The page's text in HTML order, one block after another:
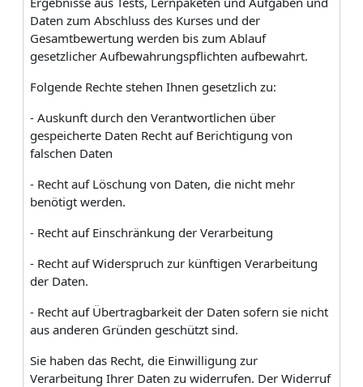
Daten zum Abschluss des Kurses und der
Gesamtbewertung werden bis zum Ablauf
gesetzlicher Aufbewahrungspflichten aufbewahrt.
Folgende Rechte stehen Ihnen gesetzlich zu:
- Auskunft durch den Verantwortlichen über
gespeicherte Daten Recht auf Berichtigung von
falschen Daten
- Recht auf Löschung von Daten, die nicht mehr
benötigt werden.
- Recht auf Einschränkung der Verarbeitung
- Recht auf Widerspruch zur künftigen Verarbeitung
der Daten.
- Recht auf Übertragbarkeit der Daten sofern sie nicht
aus anderen Gründen geschützt sind.
Sie haben das Recht, die Einwilligung zur
Verarbeitung Ihrer Daten zu widerrufen. Der Widerruf